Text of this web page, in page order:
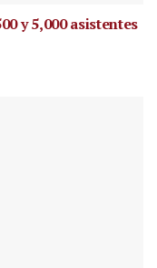
y 5,000 asistentes